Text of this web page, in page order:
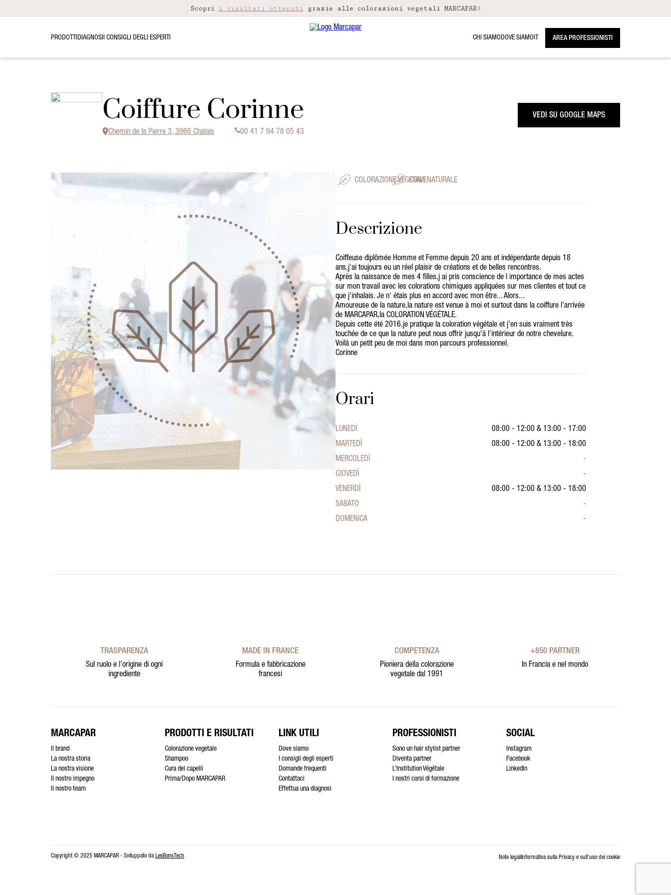
Scopri i risultati ottenutigrazie alle colorazioni vegetali MARCAPAR!
PRODOTTI DIAGNOSI I CONSIGLI DEGLI ESPERTI CHI SIAMO DOVE SIAMO AREA PROFESSIONISTI
Coiffure Corinne
Chemin de la Pierre 3, 3966 Chalais 00 41 7 94 78 05 43
VEDI SU GOOGLE MAPS
COLORAZIONE VEGETALECURA NATURALE
Descrizione
Coiffeuse diplômée Homme et Femme depuis 20 ans et indépendante depuis 18
ans,j'ai toujours eu un réel plaisir de créations et de belles rencontres.
Après la naissance de mes 4 filles,j ai pris conscience de l importance de mes actes
sur mon travail avec les colorations chimiques appliquées sur mes clientes et tout ce
que j'inhalais. Je n' étais plus en accord avec mon être... Alors...
Amoureuse de la nature,la nature est venue à moi et surtout dans la coiffure l'arrivée
de MARCAPAR,la COLORATION VÉGÉTALE.
Depuis cette été 2016,je pratique la coloration végétale et j'en suis vraiment très
touchée de ce que la nature peut nous offrir jusqu'à l'intérieur de notre chevelure.
Voilà un petit peu de moi dans mon parcours professionnel.
Corinne
Orari
LUNEDÌ 08:00 - 12:00 & 13:00 - 17:00
MARTEDÌ
08:00 - 12:00 & 13:00 - 18:00
MERCOLEDÌ
-
GIOVEDÌ
-
VENERDÌ
08:00 - 12:00 & 13:00 - 18:00
SABATO
-
DOMENICA
-
TRASPARENZA
Sul ruolo e l’origine di ogni
ingrediente
MADE IN FRANCE
Formula e fabbricazione
francesi
COMPETENZA
Pioniera della colorazione
vegetale dal 1991
+850 PARTNER
In Francia e nel mondo
MARCAPAR
Il brand
La nostra storia
La nostra visione
Il nostro impegno
Il nostro team
PRODOTTI E RISULTATI
Colorazione vegetale
Shampoo
Cura dei capelli
Prima/Dopo MARCAPAR
LINK UTILI
Dove siamo
I consigli degli esperti
Domande frequenti
Contattaci
Effettua una diagnosi
PROFESSIONISTI
Sono un hair stylist partner
Diventa partner
L’Institution Végétale
I nostri corsi di formazione
SOCIAL
Instagram
Facebook
LinkedIn
Copyright © 2025 MARCAPAR - Sviluppato da LesBonsTech Note legaliInformativa sulla Privacy e sull’uso dei cookie